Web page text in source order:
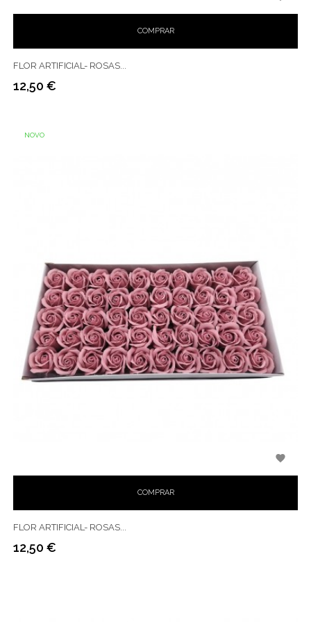
COMPRAR
FLOR ARTIFICIAL- ROSAS...
Preço
12,50 €
NOVO
COMPRAR

FLOR ARTIFICIAL- ROSAS...
Preço
12,50 €